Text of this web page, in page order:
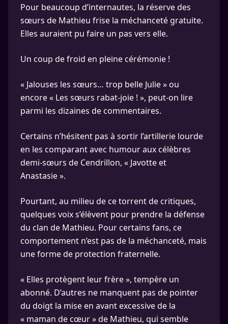
Pour beaucoup d’internautes, la réserve des
sœurs de Mathieu frise la méchanceté gratuite.
Elles auraient pu faire un pas vers elle.
Un coup de froid en pleine cérémonie !
« Jalouses les sœurs… trop belle Julie » ou
encore « Les sœurs rabat-joie ! », peut-on lire
parmi les dizaines de commentaires.
Certains n’hésitent pas à sortir l’artillerie lourde
en les comparant avec humour aux célèbres
demi-sœurs de Cendrillon, « Javotte et
Anastasie ».
Pourtant, au milieu de ce torrent de critiques,
quelques voix s’élèvent pour prendre la défense
du clan de Mathieu. Pour certains fans, ce
comportement n’est pas de la méchanceté, mais
une forme de protection fraternelle.
« Elles protègent leur frère », tempère un
abonné. D’autres ne manquent pas de pointer
du doigt la mise en avant excessive de la
« maman de cœur » de Mathieu, qui semble